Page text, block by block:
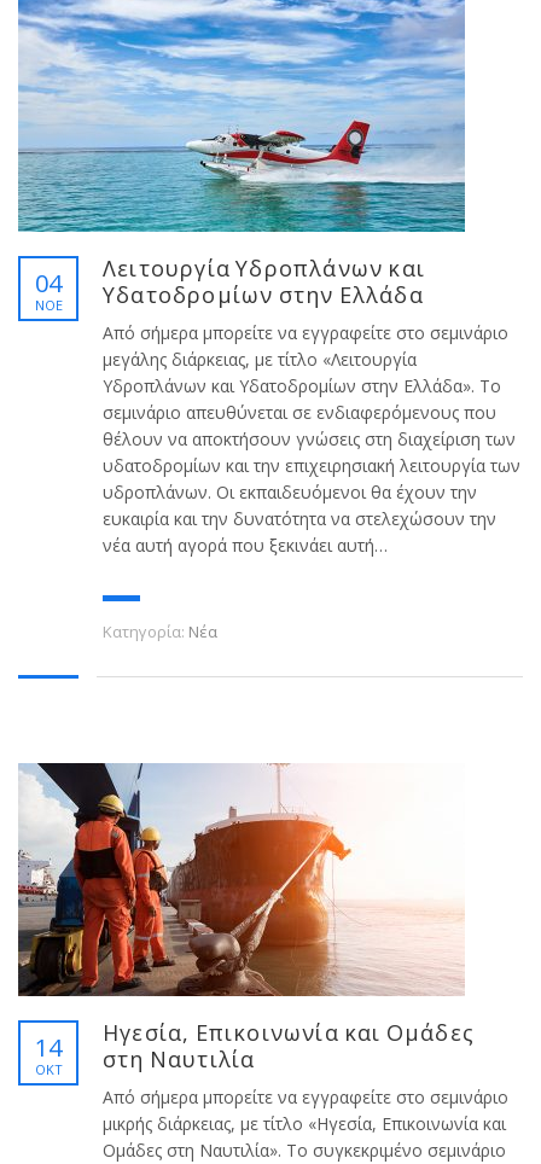
04
ΝΟΈ
Λειτουργία Υδροπλάνων και
Υδατοδρομίων στην Ελλάδα
Από σήμερα μπορείτε να εγγραφείτε στο σεμινάριο
μεγάλης διάρκειας, με τίτλο «Λειτουργία
Υδροπλάνων και Υδατοδρομίων στην Ελλάδα». Το
σεμινάριο απευθύνεται σε ενδιαφερόμενους που
θέλουν να αποκτήσουν γνώσεις στη διαχείριση των
υδατοδρομίων και την επιχειρησιακή λειτουργία των
υδροπλάνων. Οι εκπαιδευόμενοι θα έχουν την
ευκαιρία και την δυνατότητα να στελεχώσουν την
νέα αυτή αγορά που ξεκινάει αυτή…
Κατηγορία: Νέα
14
ΟΚΤ
Ηγεσία, Επικοινωνία και Ομάδες
στη Ναυτιλία
Από σήμερα μπορείτε να εγγραφείτε στο σεμινάριο
μικρής διάρκειας, με τίτλο «Ηγεσία, Επικοινωνία και
Ομάδες στη Ναυτιλία». Το συγκεκριμένο σεμινάριο